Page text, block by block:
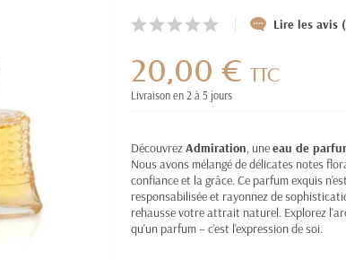
Lire les avis
20,00 €TTC
Livraison en 2 à 5 jours
DécouvrezAdmiration, uneeau de
Nous avons mélangé de délicates notes
confiance et la grâce. Ce parfum exquis
responsabilisée et rayonnez de
rehausse votre attrait naturel. Explorez
qu'un parfum – c'est l'expression de soi.